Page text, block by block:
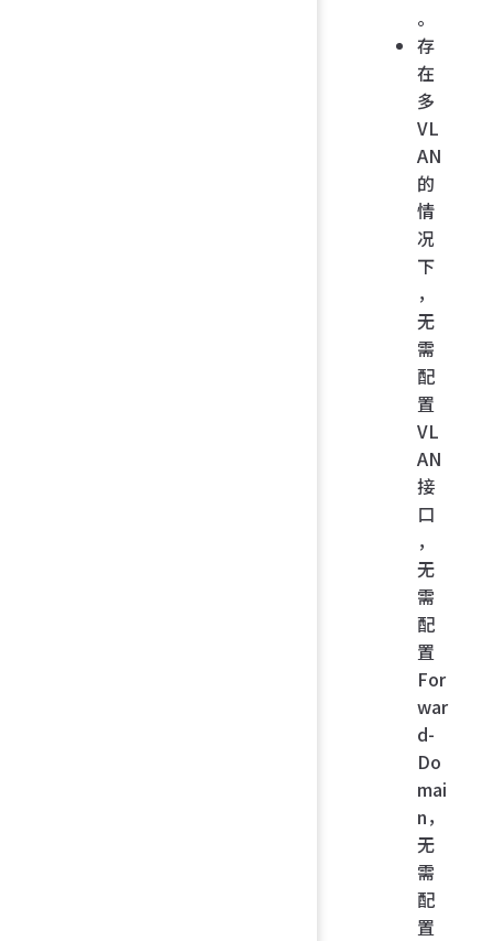
。
存
在
多
VL
AN
的
情
况
下
，
无
需
配
置
VL
AN
接
口
，
无
需
配
置
For
war
d-
Do
mai
n，
无
需
配
置